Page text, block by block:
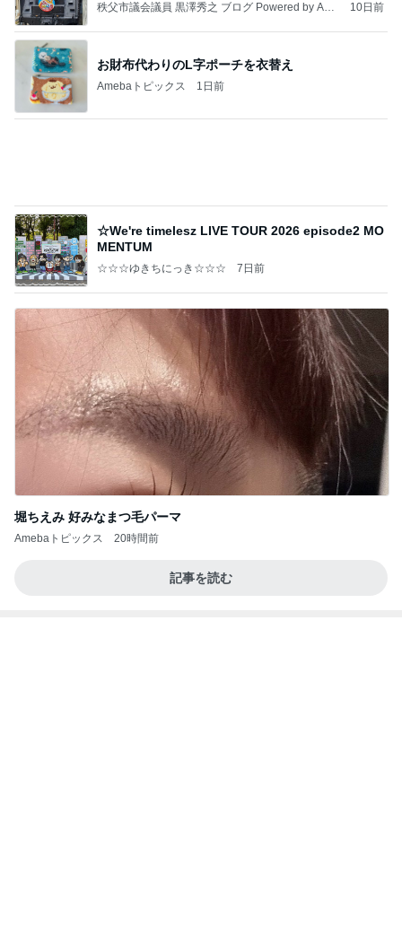
秩父市議会議員 黒澤秀之 ブログ Powered by Ame
10日前
お財布代わりのL字ポーチを衣替え
Amebaトピックス 1日前
☆We're timelesz LIVE TOUR 2026 episode2 MO
MENTUM
☆☆☆ゆきちにっき☆☆☆ 7日前
堀ちえみ 好みなまつ毛パーマ
Amebaトピックス 20時間前
記事を読む